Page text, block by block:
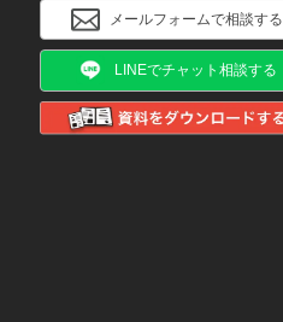
メールフォームで相談する
LINEでチャット相談する